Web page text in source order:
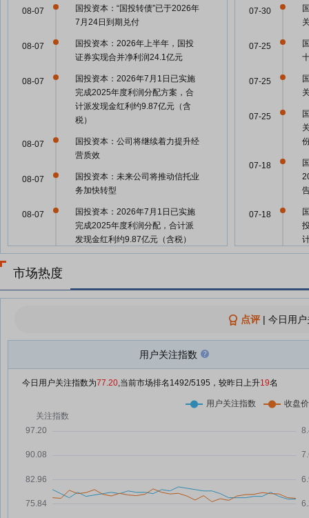
国投资本：“国投转债”已于2026年
7月24日到期兑付
08-07
国投资本：2026年上半年，国投
证券实现合并净利润24.1亿元
08-07
国投资本：2026年7月1日已实施
完成2025年度利润分配方案，合
计派发现金红利约9.87亿元（含
税）
08-07
国投资本：公司将继续着力提升经
营质效
08-07
国投资本：未来公司将推动信托业
务加快转型
08-07
国投资本：2026年7月1日已实施
完成2025年度利润分配，合计派
发现金红利约9.87亿元（含税）
08-07
国投资本：融资净买入915.8万
08-07
国投资本：融资净买入1238.81万
元，融资余额14.32亿元
08-06
国投资本：融资净买入1795.37万
08-01
07-30
07-25
07-25
07-25
07-18
07-18
07-18
07-15
市场热度
点评| 今日用
用户关注指数
今日用户关注指数为77.20,当前市场排名 1492/5195，较昨日上升19名